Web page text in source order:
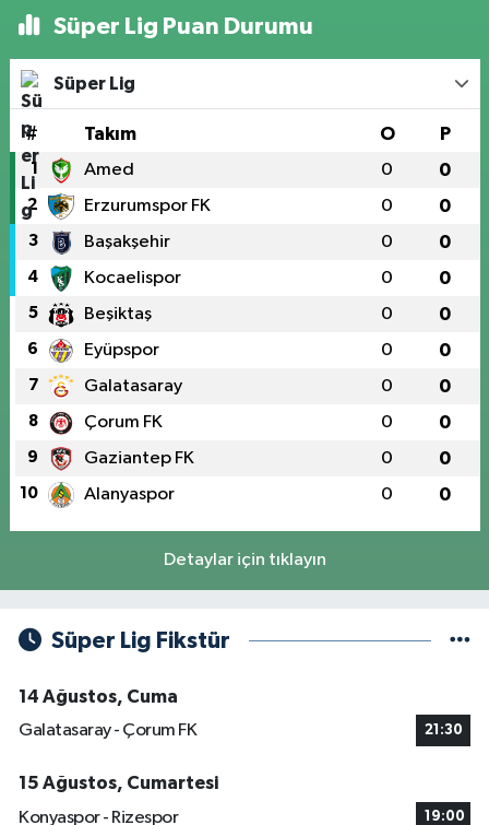
Süper Lig Puan Durumu
Süper Lig
# Takım O P
1 Amed 0 0
2 Erzurumspor FK 0 0
3 Başakşehir 0 0
4 Kocaelispor 0 0
5 Beşiktaş 0 0
6 Eyüpspor 0 0
7 Galatasaray 0 0
8 Çorum FK 0 0
9 Gaziantep FK 0 0
10 Alanyaspor 0 0
Detaylar için tıklayın
Süper Lig Fikstür
14 Ağustos, Cuma
Galatasaray - Çorum FK
21:30
15 Ağustos, Cumartesi
Konyaspor - Rizespor
19:00